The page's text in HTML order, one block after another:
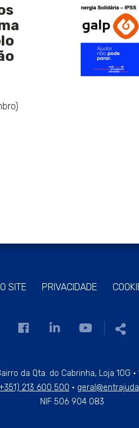
SITE PRIVACIDADE
Link
página
de
Facebook
Link
página
de
Linkedin
Link
página
de
Youtube
da Qta. do Cabrinha, Loja 10G
213 600 500 ·
NIF 506 904 083